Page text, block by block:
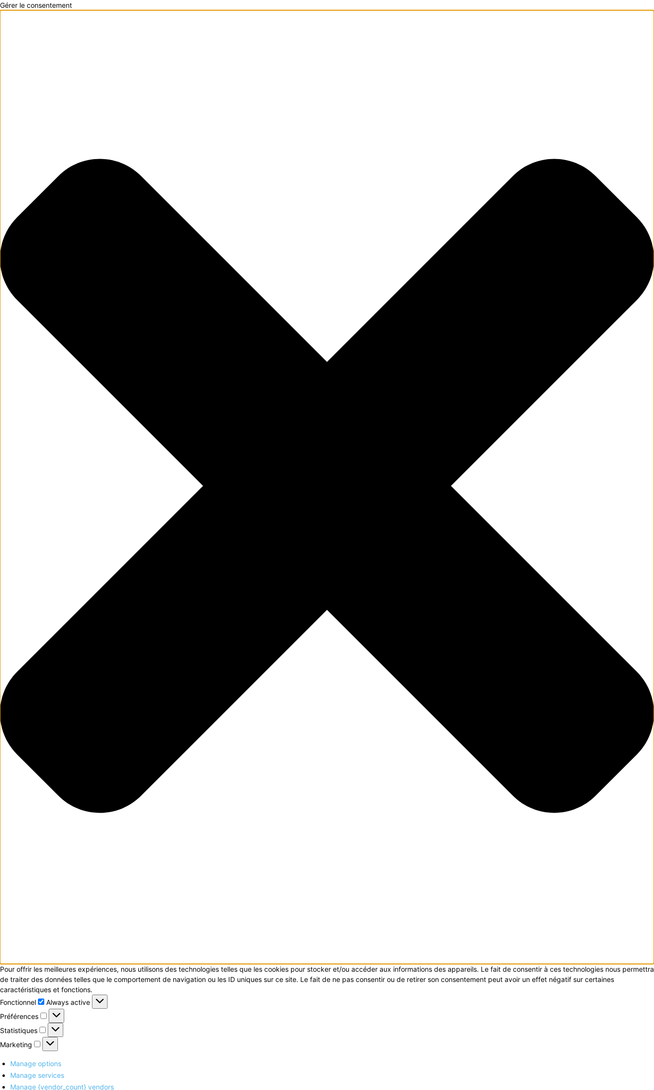
Gérer le consentement
Pour offrir les meilleures expériences, nous utilisons des technologies telles que les cookies pour stocker et/ou accéder aux informations des appareils. Le fait de consentir à ces technologies nous permettra
de traiter des données telles que le comportement de navigation ou les ID uniques sur ce site. Le fait de ne pas consentir ou de retirer son consentement peut avoir un effet négatif sur certaines
caractéristiques et fonctions.
Fonctionnel
Fonctionnel
Always active
Préférences
Préférences
Statistiques
Statistiques
Marketing
Marketing
Manage options
Manage services
Manage {vendor_count} vendors